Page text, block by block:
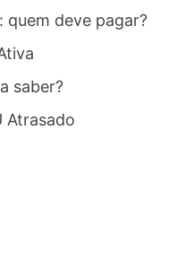
quem deve pagar?
saber?
Atrasado